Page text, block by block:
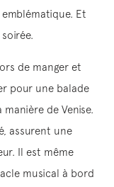
Et
de manger et
pour une balade
de Venise.
assurent une
Il est même
musical à bord